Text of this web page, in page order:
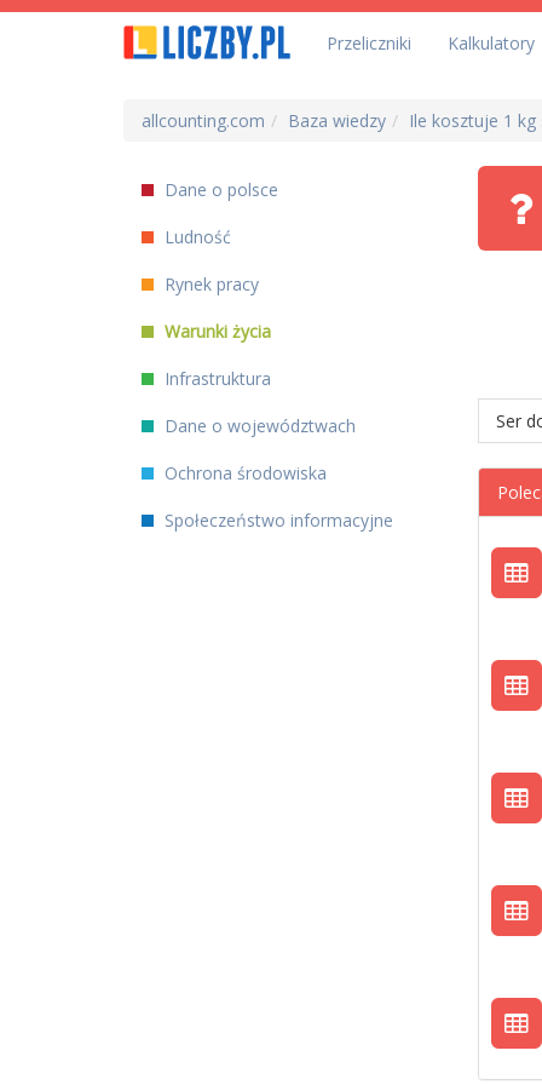
Przeliczniki Kalkulatory
allcounting.com Baza wiedzy Ile kosztuje 1
Dane o polsce
Ludność
Rynek pracy
Warunki życia
Infrastruktura
Dane o województwach
Ochrona środowiska
Społeczeństwo informacyjne
Ser